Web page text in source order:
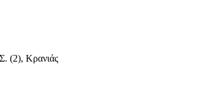
(2), Κρανιάς